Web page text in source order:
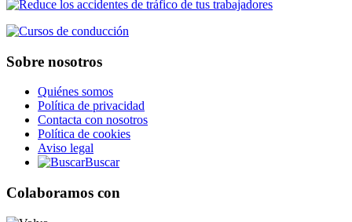
Sobre nosotros
Quiénes somos
Política de privacidad
Contacta con nosotros
Política de cookies
Aviso legal
Buscar
Colaboramos con